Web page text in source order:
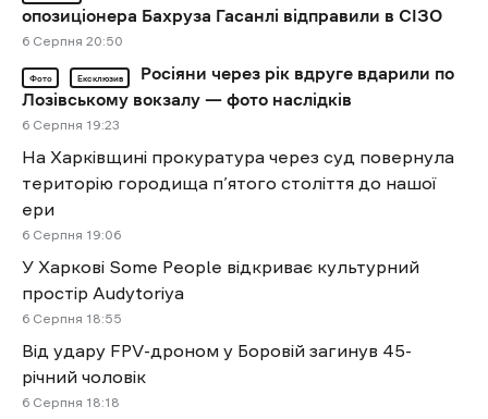
опозиціонера Бахруза Гасанлі відправили в СІЗО
6 Cерпня 20:50
Фото Ексклюзив
Росіяни через рік вдруге вдарили по
Лозівському вокзалу — фото наслідків
6 Cерпня 19:23
На Харківщині прокуратура через суд повернула
територію городища п’ятого століття до нашої
ери
6 Cерпня 19:06
У Харкові Some People відкриває культурний
простір Audytoriya
6 Cерпня 18:55
Від удару FPV-дроном у Боровій загинув 45-
річний чоловік
6 Cерпня 18:18